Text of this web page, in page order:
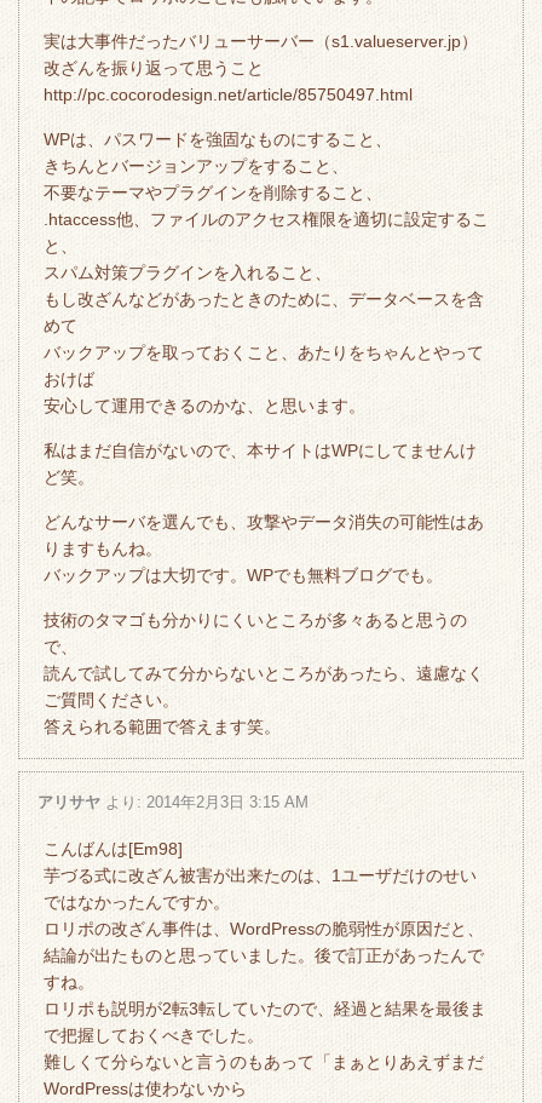
実は大事件だったバリューサーバー（s1.valueserver.jp）
改ざんを振り返って思うこと
http://pc.cocorodesign.net/article/85750497.html
WPは、パスワードを強固なものにすること、
きちんとバージョンアップをすること、
不要なテーマやプラグインを削除すること、
.htaccess他、ファイルのアクセス権限を適切に設定するこ
と、
スパム対策プラグインを入れること、
もし改ざんなどがあったときのために、データベースを含
めて
バックアップを取っておくこと、あたりをちゃんとやって
おけば
安心して運用できるのかな、と思います。
私はまだ自信がないので、本サイトはWPにしてませんけ
ど笑。
どんなサーバを選んでも、攻撃やデータ消失の可能性はあ
りますもんね。
バックアップは大切です。WPでも無料ブログでも。
技術のタマゴも分かりにくいところが多々あると思うの
で、
読んで試してみて分からないところがあったら、遠慮なく
ご質問ください。
答えられる範囲で答えます笑。
アリサヤ より: 2014年2月3日 3:15 AM
こんばんは[Em98]
芋づる式に改ざん被害が出来たのは、1ユーザだけのせい
ではなかったんですか。
ロリポの改ざん事件は、WordPressの脆弱性が原因だと、
結論が出たものと思っていました。後で訂正があったんで
すね。
ロリポも説明が2転3転していたので、経過と結果を最後ま
で把握しておくべきでした。
難しくて分らないと言うのもあって「まぁとりあえずまだ
WordPressは使わないから